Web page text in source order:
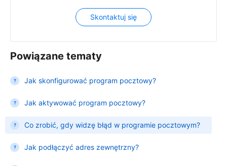
Powiązane tematy
Jak skonfigurować program pocztowy?
Jak aktywować program pocztowy?
Co zrobić, gdy widzę błąd w programie pocztowym?
Jak podłączyć adres zewnętrzny?
Skontaktuj się